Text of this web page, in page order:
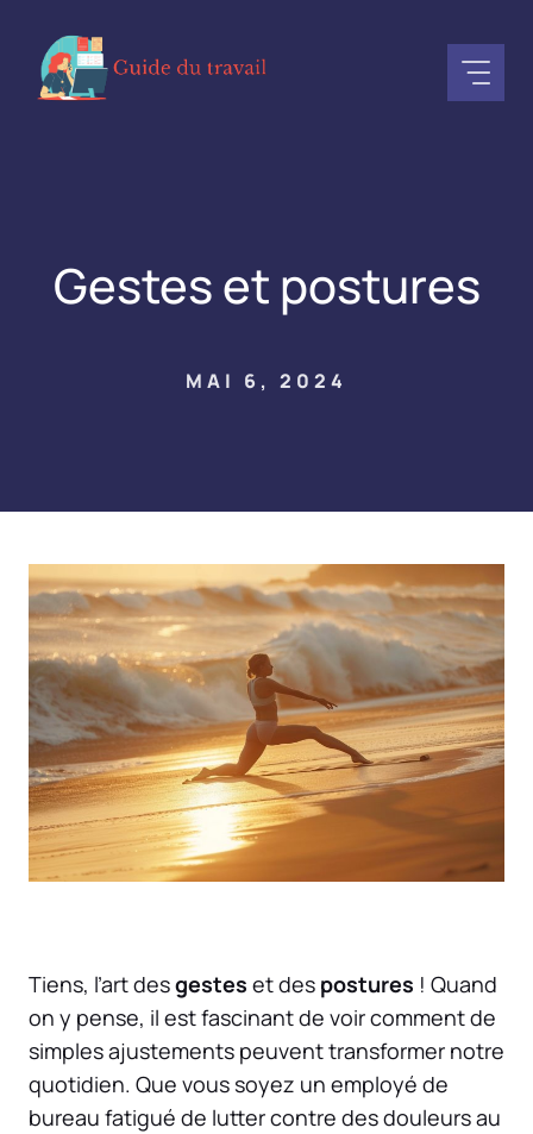
contenu
Gestes et postures
MAI 6, 2024
Tiens, l’art desgestes et des postures ! Quand
on y pense, il est fascinant de voir comment de
simples ajustements peuvent transformer notre
quotidien. Que vous soyez un employé de
bureau fatigué de lutter contre des douleurs au